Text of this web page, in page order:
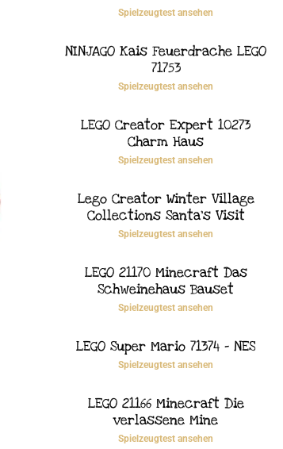
Spielzeugtest ansehen
NINJAGO Kais Feuerdrache LEGO
71753
Spielzeugtest ansehen
LEGO Creator Expert 10273
Charm Haus
Spielzeugtest ansehen
Lego Creator Winter Village
Collections Santa’s Visit
Spielzeugtest ansehen
LEGO 21170 Minecraft Das
Schweinehaus Bauset
Spielzeugtest ansehen
LEGO Super Mario 71374 – NES
Spielzeugtest ansehen
LEGO 21166 Minecraft Die
verlassene Mine
Spielzeugtest ansehen